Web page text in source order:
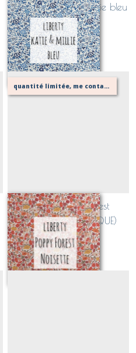
Liberty Katie and Millie bleu
(CLASSIQUE)
Sur demande
quantité limitée, me contacter pour vérifier possibilité de votre confection
Liberty Poppy Forest
NOISETTE (CLASSIQUE)
Sur demande